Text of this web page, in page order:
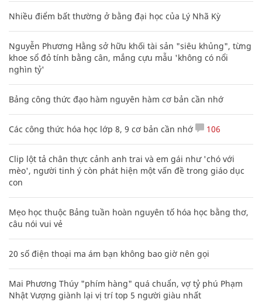
Nhiều điểm bất thường ở bằng đại học của Lý Nhã Kỳ
Nguyễn Phương Hằng sở hữu khối tài sản "siêu khủng", từng
khoe sổ đỏ tính bằng cân, mắng cựu mẫu 'không có nổi
nghìn tỷ'
Bảng công thức đạo hàm nguyên hàm cơ bản cần nhớ
Các công thức hóa học lớp 8, 9 cơ bản cần nhớ 106
Clip lột tả chân thực cảnh anh trai và em gái như 'chó với
mèo', người tinh ý còn phát hiện một vấn đề trong giáo dục
con
Mẹo học thuộc Bảng tuần hoàn nguyên tố hóa học bằng thơ,
câu nói vui vẻ
20 số điện thoại ma ám bạn không bao giờ nên gọi
Mai Phương Thúy "phím hàng" quá chuẩn, vợ tỷ phú Phạm
Nhật Vượng giành lại vị trí top 5 người giàu nhất